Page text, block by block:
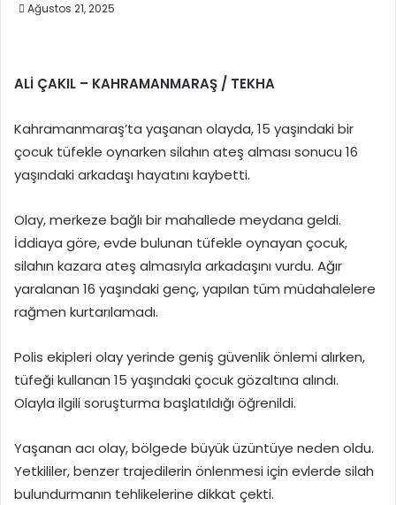
Ağustos 21, 2025
ALİ ÇAKIL – KAHRAMANMARAŞ / TEKHA
Kahramanmaraş’ta yaşanan olayda, 15 yaşındaki bir
çocuk tüfekle oynarken silahın ateş alması sonucu 16
yaşındaki arkadaşı hayatını kaybetti.
Olay, merkeze bağlı bir mahallede meydana geldi.
İddiaya göre, evde bulunan tüfekle oynayan çocuk,
silahın kazara ateş almasıyla arkadaşını vurdu. Ağır
yaralanan 16 yaşındaki genç, yapılan tüm müdahalelere
rağmen kurtarılamadı.
Polis ekipleri olay yerinde geniş güvenlik önlemi alırken,
tüfeği kullanan 15 yaşındaki çocuk gözaltına alındı.
Olayla ilgili soruşturma başlatıldığı öğrenildi.
Yaşanan acı olay, bölgede büyük üzüntüye neden oldu.
Yetkililer, benzer trajedilerin önlenmesi için evlerde silah
bulundurmanın tehlikelerine dikkat çekti.